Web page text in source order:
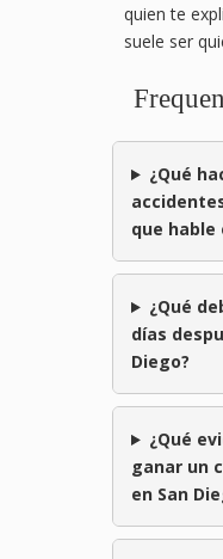
quien te
suele ser
¿Qué
que hable
¿Qué
días
Diego?
¿Qué
ganar un
en San